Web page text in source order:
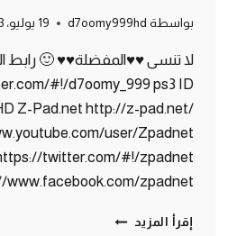
بواسطة d7oomy999hd 19 يوليو، 2013
لا تنسى ♥♥المفضلة♥♥ 🙂 رابط
#!/d7oomy_999 ps3 ID
Z-Pad.net http://z-pad.net/
user/Zpadnet
twitter.com/#!/zpadnet
www.facebook.com/zpadnet
إقرأ المزيد ماين